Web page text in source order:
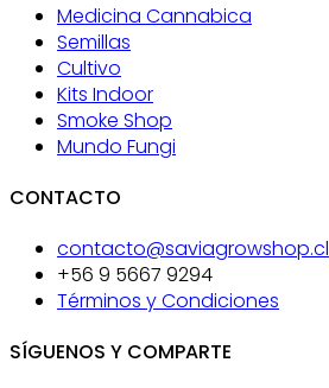
Medicina Cannabica
Semillas
Cultivo
Kits Indoor
Smoke Shop
Mundo Fungi
CONTACTO
contacto@saviagrowshop.cl
+56 9 5667 9294
Términos y Condiciones
SÍGUENOS Y COMPARTE